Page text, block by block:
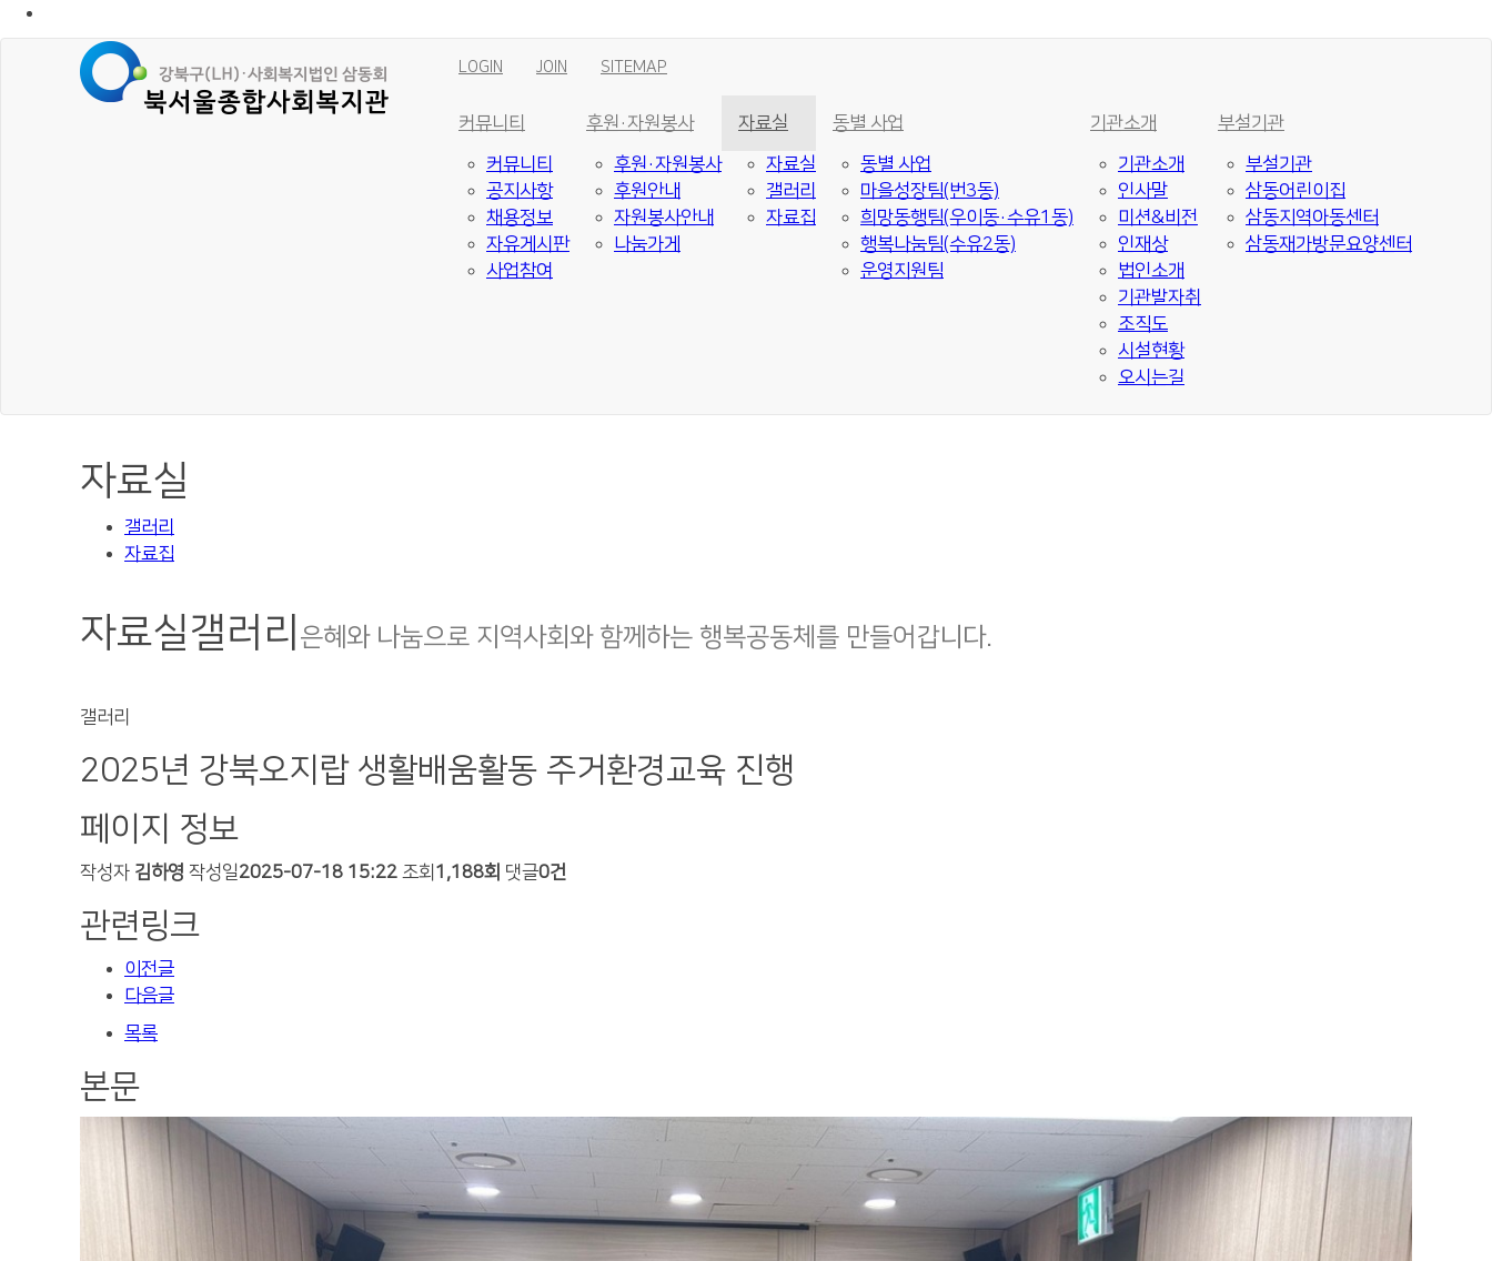
LOGIN JOIN SITEMAP
커뮤니티
커뮤니티
공지사항
채용정보
자유게시판
사업참여
후원·자원봉사
후원·자원봉사
후원안내
자원봉사안내
나눔가게
자료실
자료실
갤러리
자료집
동별 사업
동별 사업
마을성장팀(번3동)
희망동행팀(우이동·수유1동)
행복나눔팀(수유2동)
운영지원팀
기관소개
기관소개
인사말
미션&비전
인재상
법인소개
기관발자취
조직도
시설현황
오시는길
부설기관
부설기관
삼동어린이집
삼동지역아동센터
삼동재가방문요양센터
자료실
갤러리
자료집
자료실갤러리 은혜와 나눔으로 지역사회와 함께하는 행복공동체를 만들어갑니다.
갤러리
2025년 강북오지랍 생활배움활동 주거환경교육 진행
페이지 정보
작성자 김하영 작성일2025-07-18 15:22 조회 1,188회 댓글0건
관련링크
이전글
다음글
목록
본문